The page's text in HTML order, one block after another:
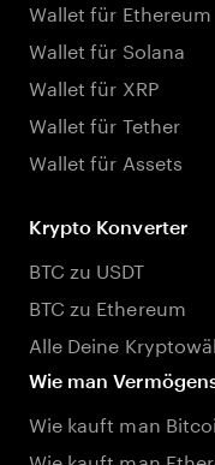
Wallet für Ethereum
Wallet für Solana
Wallet für XRP
Wallet für Tether
Wallet für Assets
Krypto Konverter
BTC zu USDT
BTC zu Ethereum
Alle Deine
Wie man
Wie kauft man